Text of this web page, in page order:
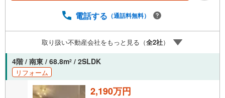
ムを行っています。新築購入より低コストで、新築同様の
ております。ぜひご家族そろってご来場ください。・営業
時間 午前9時00分～午後6時30分 （定休日:水曜日）この時
間帯はお電話でのお問い合わせがスムーズにご案内できま
す。右下の電話ボタンをタッチ！もしくはお気軽にお電話
ください。
電話する （通話料無料）
取り扱い不動産会社をもっと見る（全2社）
4階 / 南東 / 68.8m2 / 2SLDK
リフォーム
2,190万円